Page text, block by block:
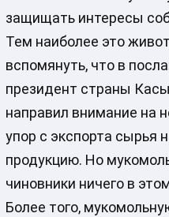
защищать интересы
Тем наиболее это
вспомянуть, что в
президент страны
направил внимание на
упор с экспорта сырья
продукцию. Но
чиновники ничего в
Более того,